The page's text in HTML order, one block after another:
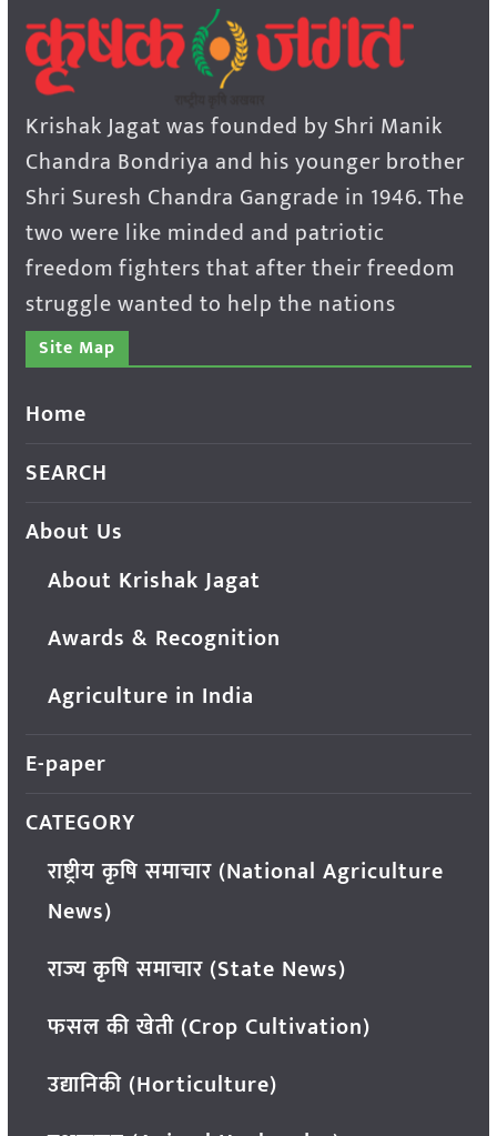
Krishak Jagat was founded by Shri Manik
Chandra Bondriya and his younger brother
Shri Suresh Chandra Gangrade in 1946. The
two were like minded and patriotic
freedom fighters that after their freedom
struggle wanted to help the nations
Site Map
Home
SEARCH
About Us
About Krishak Jagat
Awards & Recognition
Agriculture in India
E-paper
CATEGORY
राष्ट्रीय कृषि समाचार (National Agriculture
News)
राज्य कृषि समाचार (State News)
फसल की खेती (Crop Cultivation)
उद्यानिकी (Horticulture)